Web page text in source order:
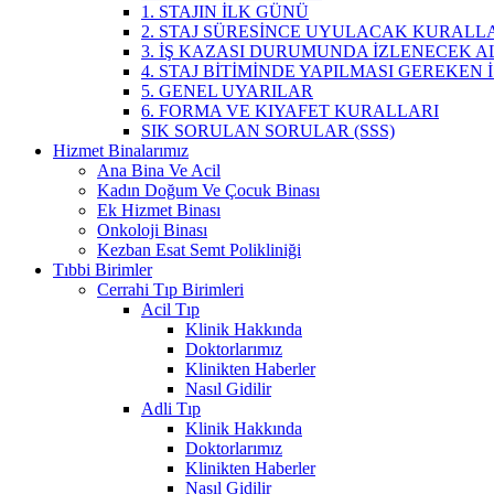
1. STAJIN İLK GÜNÜ
2. STAJ SÜRESİNCE UYULACAK
3. İŞ KAZASI DURUMUNDA İZLENECEK
4. STAJ BİTİMİNDE YAPILMASI GEREKEN
5. GENEL UYARILAR
6. FORMA VE KIYAFET KURALLARI
SIK SORULAN SORULAR (SSS)
Hizmet Binalarımız
Ana Bina Ve Acil
Kadın Doğum Ve Çocuk Binası
Ek Hizmet Binası
Onkoloji Binası
Kezban Esat Semt Polikliniği
Tıbbi Birimler
Cerrahi Tıp Birimleri
Acil Tıp
Klinik Hakkında
Doktorlarımız
Klinikten Haberler
Nasıl Gidilir
Adli Tıp
Klinik Hakkında
Doktorlarımız
Klinikten Haberler
Nasıl Gidilir